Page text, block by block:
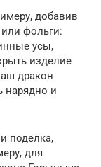
добавив
фольги:
усы,
изделие
дракон
нарядно и
поделка,
для